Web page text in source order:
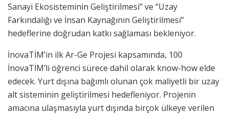
Sanayi Ekosisteminin Geliştirilmesi” ve “Uzay
Farkındalığı ve İnsan Kaynağının Geliştirilmesi”
hedeflerine doğrudan katkı sağlaması bekleniyor.
İnovaTİM’in ilk Ar-Ge Projesi kapsamında, 100
İnovaTİM’li öğrenci sürece dahil olarak know-how elde
edecek. Yurt dışına bağımlı olunan çok maliyetli bir uzay
alt sisteminin geliştirilmesi hedefleniyor. Projenin
amacına ulaşmasıyla yurt dışında birçok ülkeye verilen